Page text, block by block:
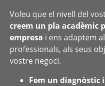
Voleu que el nivell del
creem un pla acadèmic
empresa i ens adaptem
professionals, als seus
vostre negoci.
Fem un diagnòstic